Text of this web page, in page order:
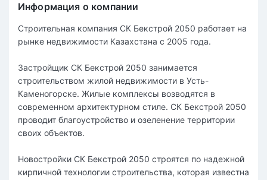
Информация о компании
Строительная компания СК Бекстрой 2050 работает на
рынке недвижимости Казахстана c 2005 года.
Застройщик СК Бекстрой 2050 занимается
строительством жилой недвижимости в Усть-
Каменогорске. Жилые комплексы возводятся в
современном архитектурном стиле. СК Бекстрой 2050
проводит благоустройство и озеленение территории
своих объектов.
Новостройки СК Бекстрой 2050 строятся по надежной
кирпичной технологии строительства, которая известна